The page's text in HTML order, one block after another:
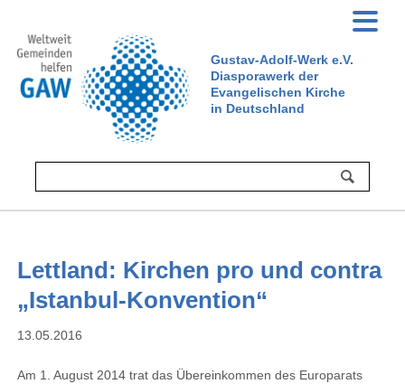
Gustav-Adolf-Werk e.V.
Diasporawerk der
Evangelischen Kirche
in Deutschland
Lettland: Kirchen pro und contra
„Istanbul-Konvention“
13.05.2016
Am 1. August 2014 trat das Übereinkommen des Europarats